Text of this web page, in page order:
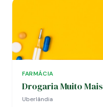
FARMÁCIA
Drogaria Muito Mais
Uberlândia